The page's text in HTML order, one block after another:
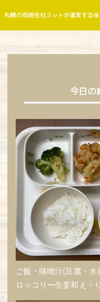
札幌の有限会社ミットが運営する
今日の
ご飯・味噌汁(豆腐・
ロッコリー生姜和え・